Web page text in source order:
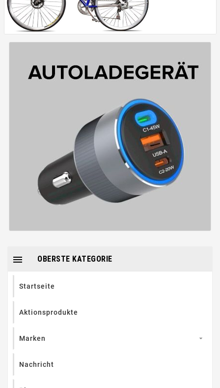
OBERSTE KATEGORIE

Startseite
Aktionsprodukte
Marken 
Nachricht